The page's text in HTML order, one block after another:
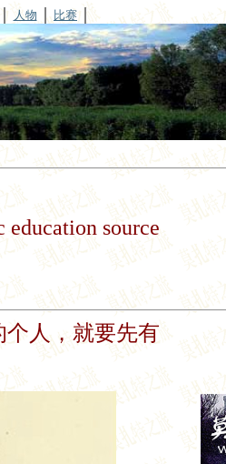
人物 比赛
education source
人，就要先有